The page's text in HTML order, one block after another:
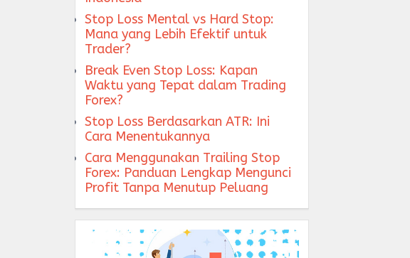
Stop Loss Mental vs Hard Stop:
Mana yang Lebih Efektif untuk
Trader?
Break Even Stop Loss: Kapan
Waktu yang Tepat dalam Trading
Forex?
Stop Loss Berdasarkan ATR: Ini
Cara Menentukannya
Cara Menggunakan Trailing Stop
Forex: Panduan Lengkap Mengunci
Profit Tanpa Menutup Peluang